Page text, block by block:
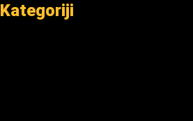
Kategoriji